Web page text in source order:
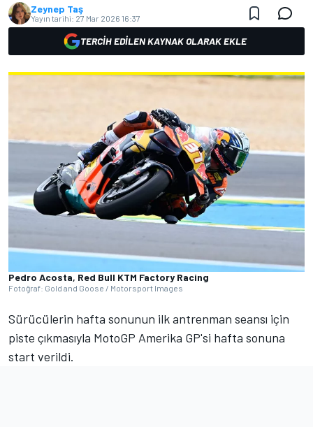
Zeynep Taş
Yayın tarihi: 27 Mar 2026 16:37
TERCIH EDILEN KAYNAK OLARAK EKLE
Pedro Acosta, Red Bull KTM Factory Racing
Fotoğraf: Gold and Goose / Motorsport Images
Sürücülerin hafta sonunun ilk antrenman seansı için
piste çıkmasıyla MotoGP Amerika GP'si hafta sonuna
start verildi.